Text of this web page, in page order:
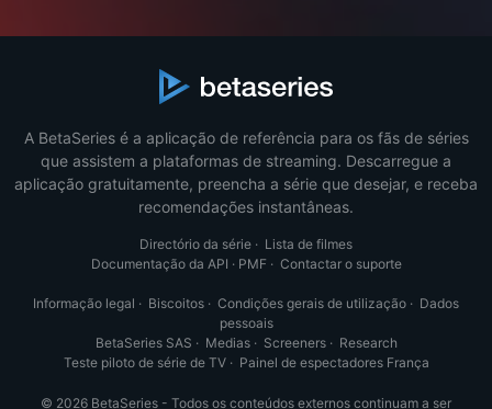
A BetaSeries é a aplicação de referência para os fãs de séries
que assistem a plataformas de streaming. Descarregue a
aplicação gratuitamente, preencha a série que desejar, e receba
recomendações instantâneas.
Directório da série · Lista de filmes
Documentação da API · PMF· Contactar o suporte
Informação legal · Biscoitos · Condições gerais de utilização · Dados
pessoais
BetaSeries SAS · Medias· Screeners· Research
Teste piloto de série de TV· Painel de espectadores França
© 2026 BetaSeries - Todos os conteúdos externos continuam a ser